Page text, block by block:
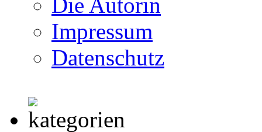
Impressum
Datenschutz